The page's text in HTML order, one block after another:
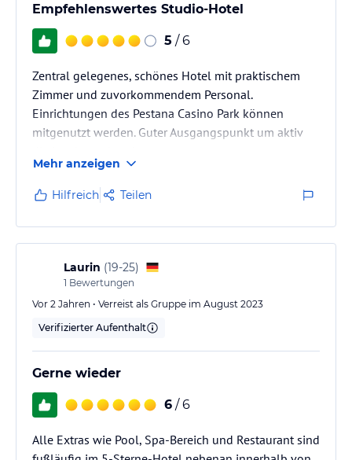
Empfehlenswertes Studio-Hotel
5 / 6
Zentral gelegenes, schönes Hotel mit praktischem
Zimmer und zuvorkommendem Personal.
Einrichtungen des Pestana Casino Park können
mitgenutzt werden. Guter Ausgangspunkt um aktiv
Mehr anzeigen
Hilfreich Teilen
Laurin (19-25)
1 Bewertungen
Vor 2 Jahren • Verreist als Gruppe im August 2023
Verifizierter Aufenthalt
Gerne wieder
6 / 6
Alle Extras wie Pool, Spa-Bereich und Restaurant sind